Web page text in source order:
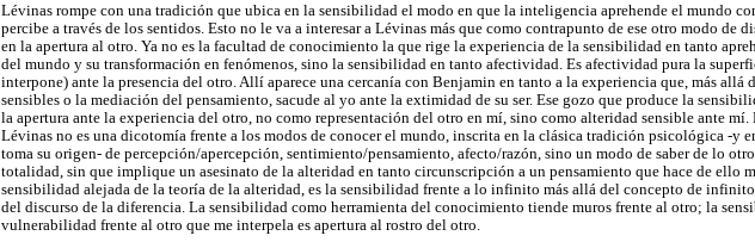
Lévinas rompe con una tradición que ubica en la sensibilidad el modo en que la inteligencia aprehende el mundo
percibe a través de los sentidos. Esto no le va a interesar a Lévinas más que como contrapunto de ese otro modo de
en la apertura al otro. Ya no es la facultad de conocimiento la que rige la experiencia de la sensibilidad en tanto
del mundo y su transformación en fenómenos, sino la sensibilidad en tanto afectividad. Es afectividad pura la
interpone) ante la presencia del otro. Allí aparece una cercanía con Benjamin en tanto a la experiencia que, más allá
sensibles o la mediación del pensamiento, sacude al yo ante la extimidad de su ser. Ese gozo que produce la
la apertura ante la experiencia del otro, no como representación del otro en mí, sino como alteridad sensible ante mí.
Lévinas no es una dicotomía frente a los modos de conocer el mundo, inscrita en la clásica tradición psicológica -y
toma su origen- de percepción/apercepción, sentimiento/pensamiento, afecto/razón, sino un modo de saber de lo
totalidad, sin que implique un asesinato de la alteridad en tanto circunscripción a un pensamiento que hace de ello
sensibilidad alejada de la teoría de la alteridad, es la sensibilidad frente a lo infinito más allá del concepto de
del discurso de la diferencia. La sensibilidad como herramienta del conocimiento tiende muros frente al otro; la
vulnerabilidad frente al otro que me interpela es apertura al rostro del otro.